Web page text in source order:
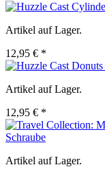
Artikel auf Lager.
12,95 € *
Artikel auf Lager.
12,95 € *
Schraube
Artikel auf Lager.